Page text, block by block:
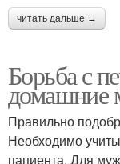
читать дальше →
Борьба с
домашние
Правильно
Необходимо
пациента. Для